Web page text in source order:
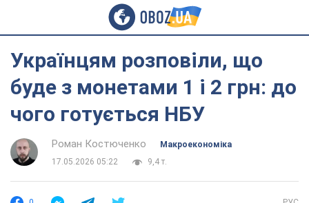
Українцям розповіли, що
буде з монетами 1 і 2 грн: до
чого готується НБУ
Роман Костюченко
Mакроекономіка
17.05.2026 05:22
9,4 т.